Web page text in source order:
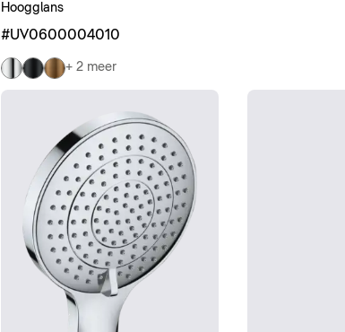
Hoogglans
#UV0600004010
+ 2 meer